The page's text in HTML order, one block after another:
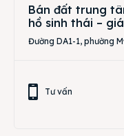
Bán đất trung
hồ sinh thái –
Đường DA1-1, phường
Tư vấn